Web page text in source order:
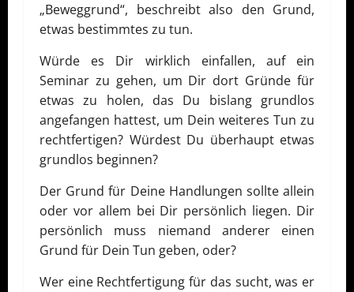
„Beweggrund“, beschreibt also den Grund,
etwas bestimmtes zu tun.
Würde es Dir wirklich einfallen, auf ein
Seminar zu gehen, um Dir dort Gründe für
etwas zu holen, das Du bislang grundlos
angefangen hattest, um Dein weiteres Tun zu
rechtfertigen? Würdest Du überhaupt etwas
grundlos beginnen?
Der Grund für Deine Handlungen sollte allein
oder vor allem bei Dir persönlich liegen. Dir
persönlich muss niemand anderer einen
Grund für Dein Tun geben, oder?
Wer eine Rechtfertigung für das sucht, was er